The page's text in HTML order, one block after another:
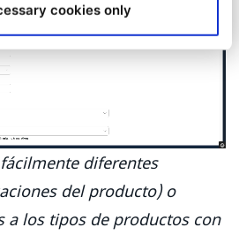
cookies only
diferentes
del producto) o
a los tipos de productos con